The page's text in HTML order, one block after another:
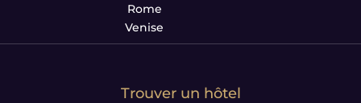
Rome
Venise
Trouver un hôtel